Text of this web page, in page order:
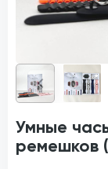
Умные
ремешков